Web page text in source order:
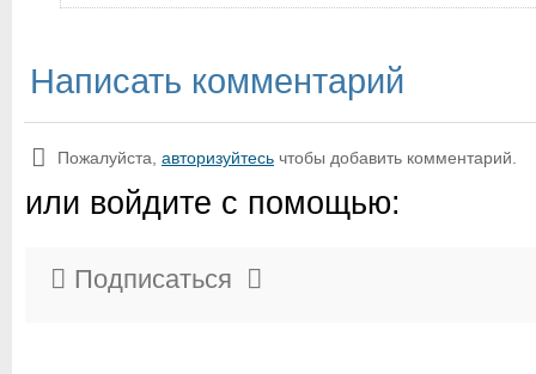
Написать комментарий
Пожалуйста, авторизуйтесь чтобы добавить комментарий.
или войдите с помощью:
Подписаться